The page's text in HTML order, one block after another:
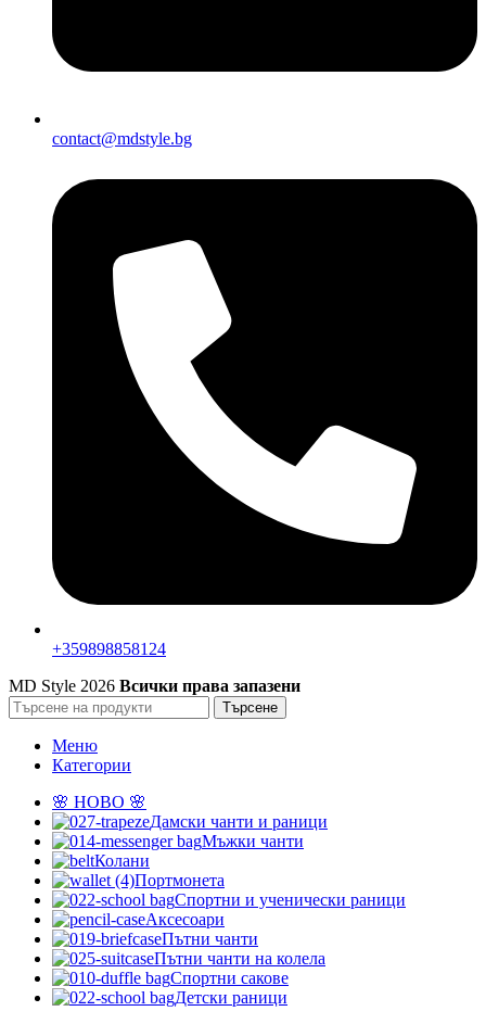
contact@mdstyle.bg
+359898858124
MD Style 2026 Всички права запазени
Търсене
Меню
Категории
🌸 НОВО 🌸
Дамски чанти и раници
Мъжки чанти
Колани
Портмонета
Спортни и ученически раници
Аксесоари
Пътни чанти
Пътни чанти на колела
Спортни сакове
Детски рaници